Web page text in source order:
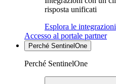
risposta unificati
Esplora le integrazioni
Accesso al portale partner
Perché SentinelOne
Perché SentinelOne